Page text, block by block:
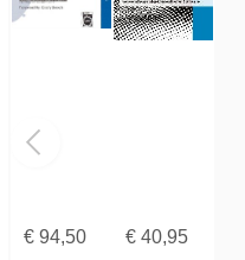
€94,50 €40,95